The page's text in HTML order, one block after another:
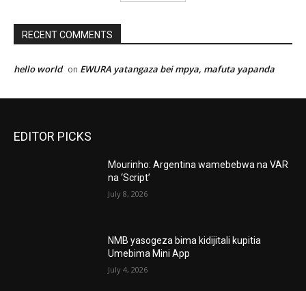
RECENT COMMENTS
hello world on EWURA yatangaza bei mpya, mafuta yapanda
EDITOR PICKS
Mourinho: Argentina wamebebwa na VAR
na ‘Script’
July 8, 2026
NMB yasogeza bima kidijitali kupitia
Umebima Mini App
July 4, 2026